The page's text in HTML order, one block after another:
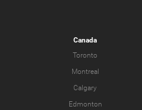
Canada
Toronto
Montreal
Calgary
Edmonton